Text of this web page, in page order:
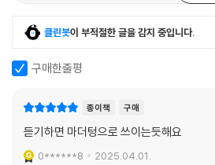
클린봇이 부적절한 글을 감지 중입니다.
구매한줄평
종이책 구매
듣기하면 마더텅으로 쓰이는듯해요
0******8 2025.04.01.